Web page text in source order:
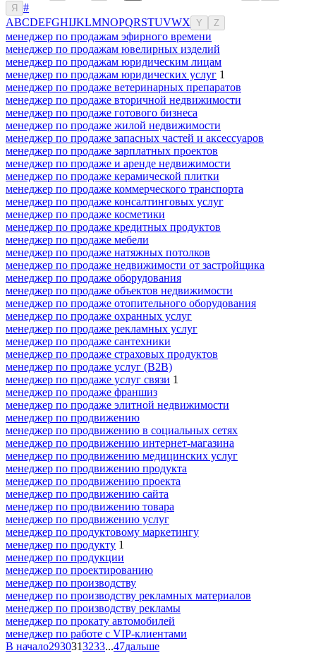
Я
#
ABCDEFGHIJKLMNOPQRSTUVWX Y Z
менеджер по продажам эфирного времени
менеджер по продажам ювелирных изделий
менеджер по продажам юридическим лицам
менеджер по продажам юридических услуг 1
менеджер по продаже ветеринарных препаратов
менеджер по продаже вторичной недвижимости
менеджер по продаже готового бизнеса
менеджер по продаже жилой недвижимости
менеджер по продаже запасных частей и аксессуаров
менеджер по продаже зарплатных проектов
менеджер по продаже и аренде недвижимости
менеджер по продаже керамической плитки
менеджер по продаже коммерческого транспорта
менеджер по продаже консалтинговых услуг
менеджер по продаже косметики
менеджер по продаже кредитных продуктов
менеджер по продаже мебели
менеджер по продаже натяжных потолков
менеджер по продаже недвижимости от застройщика
менеджер по продаже оборудования
менеджер по продаже объектов недвижимости
менеджер по продаже отопительного оборудования
менеджер по продаже охранных услуг
менеджер по продаже рекламных услуг
менеджер по продаже сантехники
менеджер по продаже страховых продуктов
менеджер по продаже услуг (B2B)
менеджер по продаже услуг связи 1
менеджер по продаже франшиз
менеджер по продаже элитной недвижимости
менеджер по продвижению
менеджер по продвижению в социальных сетях
менеджер по продвижению интернет-магазина
менеджер по продвижению медицинских услуг
менеджер по продвижению продукта
менеджер по продвижению проекта
менеджер по продвижению сайта
менеджер по продвижению товара
менеджер по продвижению услуг
менеджер по продуктовому маркетингу
менеджер по продукту 1
менеджер по продукции
менеджер по проектированию
менеджер по производству
менеджер по производству рекламных материалов
менеджер по производству рекламы
менеджер по прокату автомобилей
менеджер по работе с VIP-клиентами
В начало2930313233...47дальше